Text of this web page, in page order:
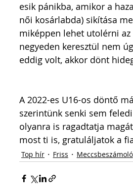
esik pánikba, amikor a
női kosárlabda) sikítása
miképpen lehet utolérni
negyeden keresztül nem
eddig volt, akkor dönt
A 2022-es U16-os döntő
szerintünk senki sem
olyanra is ragadtatja
most ti is, gratuláljatok a
Top hír Friss Meccsbeszámoló